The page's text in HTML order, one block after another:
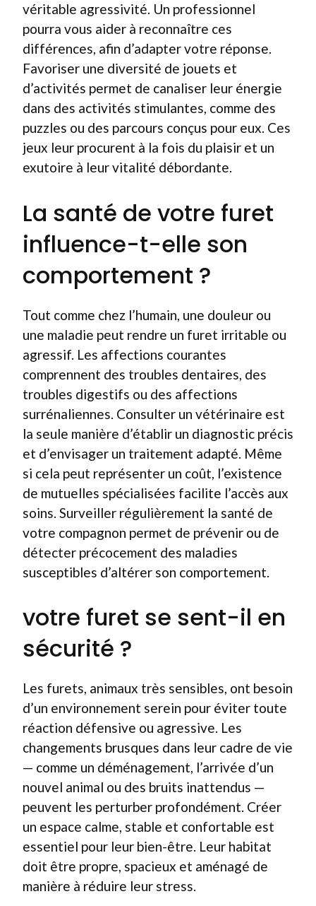
véritable agressivité. Un professionnel
pourra vous aider à reconnaître ces
différences, afin d’adapter votre réponse.
Favoriser une diversité de jouets et
d’activités permet de canaliser leur énergie
dans des activités stimulantes, comme des
puzzles ou des parcours conçus pour eux. Ces
jeux leur procurent à la fois du plaisir et un
exutoire à leur vitalité débordante.
La santé de votre furet
influence-t-elle son
comportement ?
Tout comme chez l’humain, une douleur ou
une maladie peut rendre un furet irritable ou
agressif. Les affections courantes
comprennent des troubles dentaires, des
troubles digestifs ou des affections
surrénaliennes. Consulter un vétérinaire est
la seule manière d’établir un diagnostic précis
et d’envisager un traitement adapté. Même
si cela peut représenter un coût, l’existence
de mutuelles spécialisées facilite l’accès aux
soins. Surveiller régulièrement la santé de
votre compagnon permet de prévenir ou de
détecter précocement des maladies
susceptibles d’altérer son comportement.
votre furet se sent-il en
sécurité ?
Les furets, animaux très sensibles, ont besoin
d’un environnement serein pour éviter toute
réaction défensive ou agressive. Les
changements brusques dans leur cadre de vie
— comme un déménagement, l’arrivée d’un
nouvel animal ou des bruits inattendus —
peuvent les perturber profondément. Créer
un espace calme, stable et confortable est
essentiel pour leur bien-être. Leur habitat
doit être propre, spacieux et aménagé de
manière à réduire leur stress.